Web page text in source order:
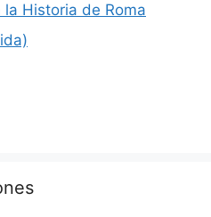
Historia de Roma